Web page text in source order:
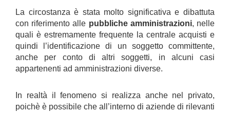
La circostanza è stata molto significativa e dibattuta
con riferimento alle pubbliche amministrazioni, nelle
quali è estremamente frequente la centrale acquisti e
quindi l’identificazione di un soggetto committente,
anche per conto di altri soggetti, in alcuni casi
appartenenti ad amministrazioni diverse.
In realtà il fenomeno si realizza anche nel privato,
poichè è possibile che all’interno di aziende di rilevanti